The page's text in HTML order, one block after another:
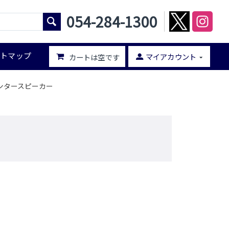
054-284-1300
マップ カートは空です マイアカウント
ースピーカー